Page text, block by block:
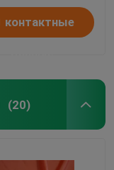
контактные
(20)